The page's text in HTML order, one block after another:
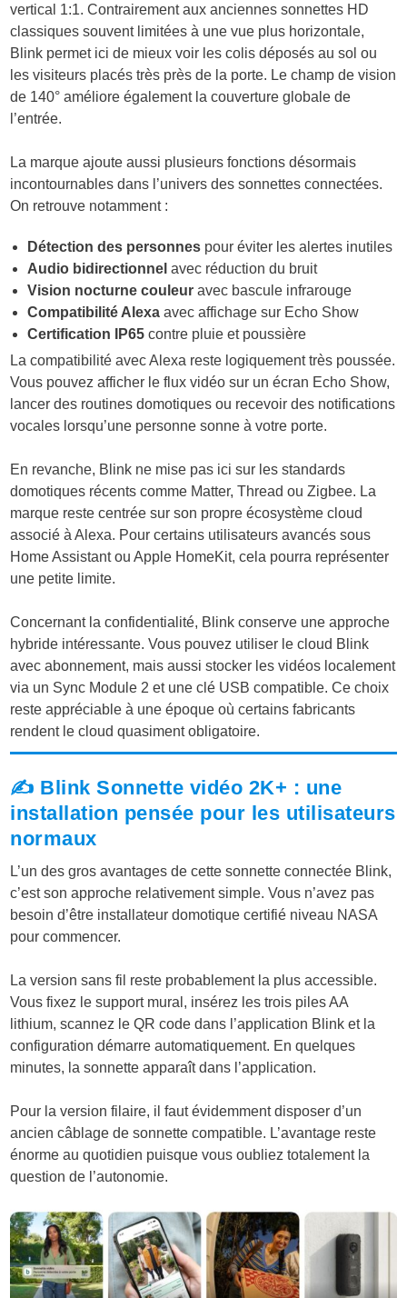
vertical 1:1. Contrairement aux anciennes sonnettes HD
classiques souvent limitées à une vue plus horizontale,
Blink permet ici de mieux voir les colis déposés au sol ou
les visiteurs placés très près de la porte. Le champ de vision
de 140° améliore également la couverture globale de
l’entrée.
La marque ajoute aussi plusieurs fonctions désormais
incontournables dans l’univers des sonnettes connectées.
On retrouve notamment :
Détection des personnes pour éviter les alertes inutiles
Audio bidirectionnel avec réduction du bruit
Vision nocturne couleur avec bascule infrarouge
Compatibilité Alexa avec affichage sur Echo Show
Certification IP65 contre pluie et poussière
La compatibilité avec Alexa reste logiquement très poussée.
Vous pouvez afficher le flux vidéo sur un écran Echo Show,
lancer des routines domotiques ou recevoir des notifications
vocales lorsqu’une personne sonne à votre porte.
En revanche, Blink ne mise pas ici sur les standards
domotiques récents comme Matter, Thread ou Zigbee. La
marque reste centrée sur son propre écosystème cloud
associé à Alexa. Pour certains utilisateurs avancés sous
Home Assistant ou Apple HomeKit, cela pourra représenter
une petite limite.
Concernant la confidentialité, Blink conserve une approche
hybride intéressante. Vous pouvez utiliser le cloud Blink
avec abonnement, mais aussi stocker les vidéos localement
via un Sync Module 2 et une clé USB compatible. Ce choix
reste appréciable à une époque où certains fabricants
rendent le cloud quasiment obligatoire.
✍️ Blink Sonnette vidéo 2K+ : une
installation pensée pour les utilisateurs
normaux
L’un des gros avantages de cette sonnette connectée Blink,
c’est son approche relativement simple. Vous n’avez pas
besoin d’être installateur domotique certifié niveau NASA
pour commencer.
La version sans fil reste probablement la plus accessible.
Vous fixez le support mural, insérez les trois piles AA
lithium, scannez le QR code dans l’application Blink et la
configuration démarre automatiquement. En quelques
minutes, la sonnette apparaît dans l’application.
Pour la version filaire, il faut évidemment disposer d’un
ancien câblage de sonnette compatible. L’avantage reste
énorme au quotidien puisque vous oubliez totalement la
question de l’autonomie.